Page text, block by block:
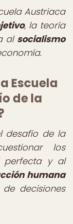
Austriaca
, la teoría
al socialismo
Escuela
de la
desafío de la
los
y al
humana
decisiones